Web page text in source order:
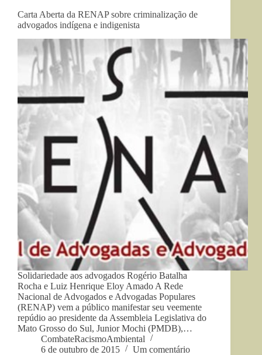
Carta Aberta da RENAP sobre criminalização de
advogados indígena e indigenista
Solidariedade aos advogados Rogério Batalha
Rocha e Luiz Henrique Eloy Amado A Rede
Nacional de Advogados e Advogadas Populares
(RENAP) vem a público manifestar seu veemente
repúdio ao presidente da Assembleia Legislativa do
Mato Grosso do Sul, Junior Mochi (PMDB),…
CombateRacismoAmbiental
6 de outubro de 2015
Um comentário